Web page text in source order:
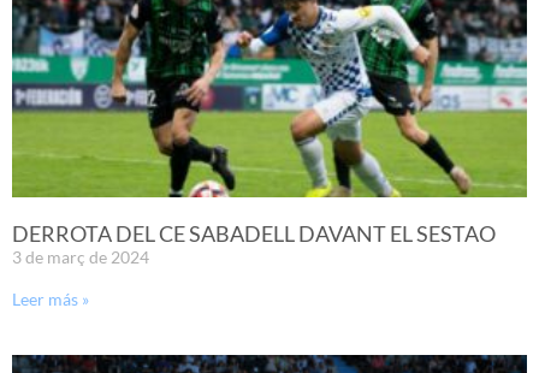
DERROTA DEL CE SABADELL DAVANT EL SESTAO
3 de març de 2024
Leer más »